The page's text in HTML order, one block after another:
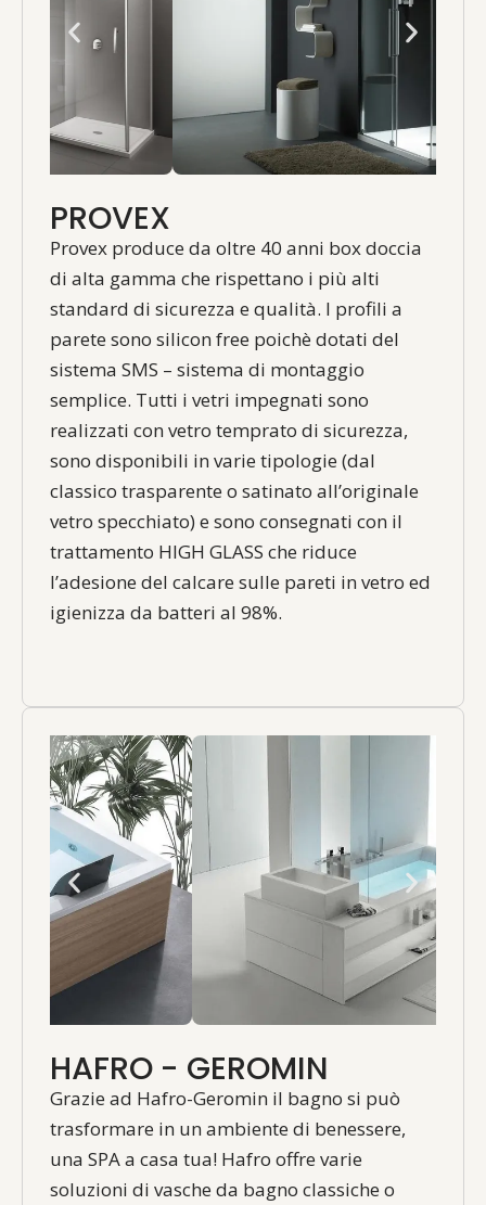
PROVEX
Provex produce da oltre 40 anni box doccia
di alta gamma che rispettano i più alti
standard di sicurezza e qualità. I profili a
parete sono silicon free poichè dotati del
sistema SMS – sistema di montaggio
semplice. Tutti i vetri impegnati sono
realizzati con vetro temprato di sicurezza,
sono disponibili in varie tipologie (dal
classico trasparente o satinato all’originale
vetro specchiato) e sono consegnati con il
trattamento HIGH GLASS che riduce
l’adesione del calcare sulle pareti in vetro ed
igienizza da batteri al 98%.
HAFRO - GEROMIN
Grazie ad Hafro-Geromin il bagno si può
trasformare in un ambiente di benessere,
una SPA a casa tua! Hafro offre varie
soluzioni di vasche da bagno classiche o